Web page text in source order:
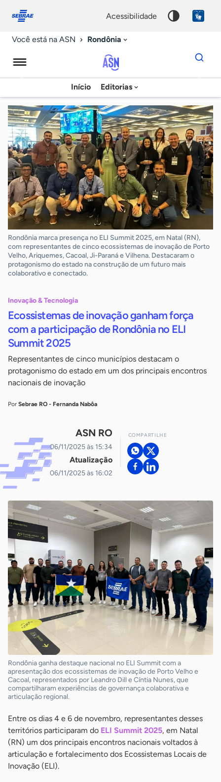
conosco
acessibilidade
Você está na ASN Rondônia
Agência
Sebrae
de
Notícias
Início Editorias
Dados
para
chave
Rondônia marca presença no ELI Summit 2025, em Natal (RN),
com representantes de cinco ecossistemas de inovação de Porto
Velho, Ariquemes, Cacoal, Ji-Paraná e Vilhena. Destacaram o
protagonismo do estado na construção de um futuro mais
colaborativo e conectado.
Inovação & Tecnologia
Ecossistemas de inovação ganham força
com a participação de Rondônia no ELI
Summit 2025
Representantes de cinco municípios destacam o
protagonismo do estado em um dos principais encontros
nacionais de inovação
Por Sebrae RO - Fernanda Nabôa
ASN RO
06/11/2025 às 15:34
Atualização
06/11/2025 às 16:02
COMPARTILHE
Rondônia ganha destaque nacional no ELI Summit com a
apresentação dos ecossistemas de inovação de Porto Velho e
Cacoal, representados por Leandro Dill e Cíntia Nunes, que
compartilharam experiências de governança colaborativa e
articulação regional.
Entre os dias 4 e 6 de novembro, representantes desses
territórios participaram do ELI Summit 2025, em Natal
(RN) um dos principais encontros nacionais voltados à
articulação e fortalecimento dos Ecossistemas Locais de
Inovação (ELI).